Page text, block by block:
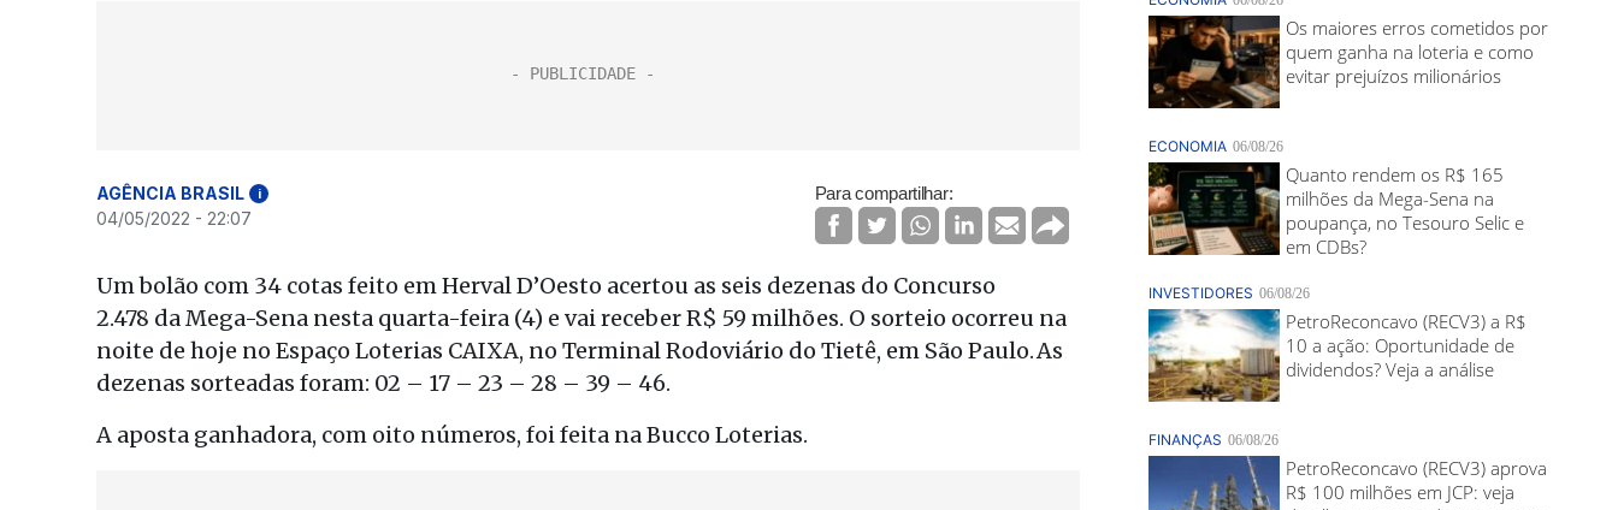
AGÊNCIA BRASIL i
04/05/2022 - 22:07
Para compartilhar:
Um bolão com 34 cotas feito em Herval D’Oesto acertou as seis dezenas do Concurso
2.478 da Mega-Sena nesta quarta-feira (4) e vai receber R$ 59 milhões. O sorteio ocorreu na
noite de hoje no Espaço Loterias CAIXA, no Terminal Rodoviário do Tietê, em São Paulo. As
dezenas sorteadas foram: 02 – 17 – 23 – 28 – 39 – 46.
A aposta ganhadora, com oito números, foi feita na Bucco Loterias.